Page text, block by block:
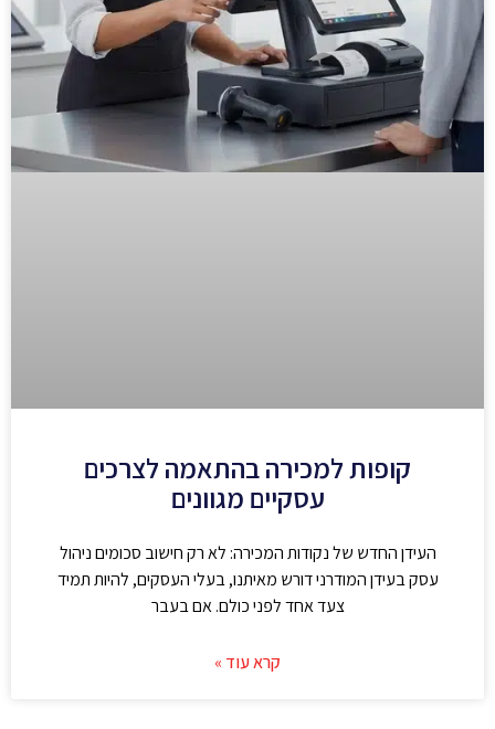
קופות למכירה בהתאמה לצרכים
עסקיים מגוונים
העידן החדש של נקודות המכירה: לא רק חישוב סכומים ניהול
עסק בעידן המודרני דורש מאיתנו, בעלי העסקים, להיות תמיד
צעד אחד לפני כולם. אם בעבר
קרא עוד »